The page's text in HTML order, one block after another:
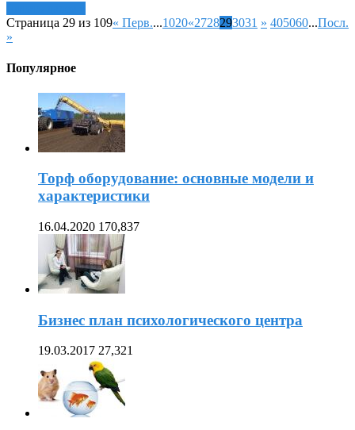
Страница 29 из 109« Перв....1020«2728293031 » 405060...Посл.
»
Популярное
Торф оборудование: основные модели и
характеристики
16.04.2020 170,837
Бизнес план психологического центра
19.03.2017 27,321